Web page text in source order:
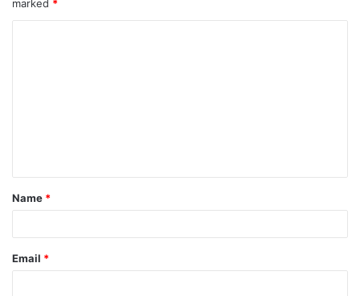
marked *
t
*
Name *
Email *